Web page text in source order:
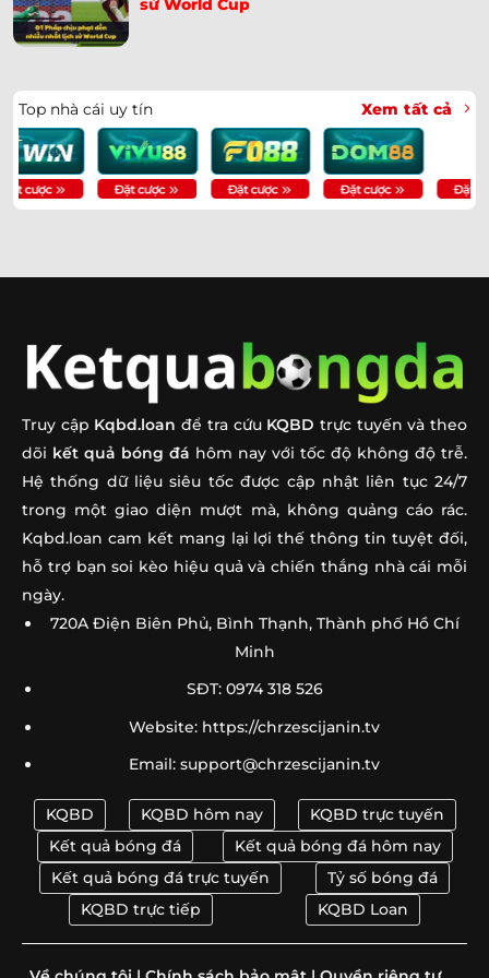
➤ Soi kèo Argentina vs Cape Verde | 05h00 ngày 04/07 –
World Cup 2026
Iran Tố Chịu Nhiều Bất Công, Gửi Đơn Lên FIFA Khẩn
Cấp
➤ Paraguay Tiễn Thổ Nhĩ Kỳ Về Nước – Bàn Thắng Giây
65
➤
Soi Kèo Argentina Vs Áo 00h00 Ngày 23/06: Dự Đoán
Tỷ Số
➤
Khoảnh Khắc Cầu Thủ Canada Gãy Chân Trên Sân –
Ismaël Koné
➤
Soi Kèo Tây Ban Nha Vs Saudi Arabia 23h00 Ngày
21/06: Chốt Kèo
Messi Lập Hat-Trick Lịch Sử Tại World Cup 2026 | 16
Soi Kèo CH Séc Vs Nam Phi 23h00 Ngày 18/06 | Chốt
Ngay
➤ Soi Kèo Bồ Đào Nha Vs CHDC Congo 00h00 Ngày
18/06: Chốt Kèo
Soi Kèo Argentina Vs Algeria 08h00 Ngày 17/06: Nhận
Định
sử World Cup
Top nhà cái uy tín Xem tất cả
Truy cập Kqbd.loan để tra cứu KQBD trực tuyến và theo
dõi kết quả bóng đá hôm nay với tốc độ không độ trễ.
Hệ thống dữ liệu siêu tốc được cập nhật liên tục 24/7
trong một giao diện mượt mà, không quảng cáo rác.
Kqbd.loan cam kết mang lại lợi thế thông tin tuyệt đối,
hỗ trợ bạn soi kèo hiệu quả và chiến thắng nhà cái mỗi
ngày.
720A Điện Biên Phủ, Bình Thạnh, Thành phố Hồ Chí
Minh
SĐT: 0974 318 526
Website: https://chrzescijanin.tv
Email:support@chrzescijanin.tv
KQBD KQBD hôm nay
KQBD trực tuyến
Kết quả bóng đá
Kết quả bóng đá hôm nay
Kết quả bóng đá trực tuyến
Tỷ số bóng đá
KQBD trực tiếp
KQBD Loan